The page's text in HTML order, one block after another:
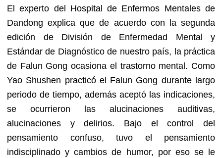
El experto del Hospital de Enfermos Mentales de
Dandong explica que de acuerdo con la segunda
edición de División de Enfermedad Mental y
Estándar de Diagnóstico de nuestro país, la práctica
de Falun Gong ocasiona el trastorno mental. Como
Yao Shushen practicó el Falun Gong durante largo
periodo de tiempo, además aceptó las indicaciones,
se ocurrieron las alucinaciones auditivas,
alucinaciones y delirios. Bajo el control del
pensamiento confuso, tuvo el pensamiento
indisciplinado y cambios de humor, por eso se le